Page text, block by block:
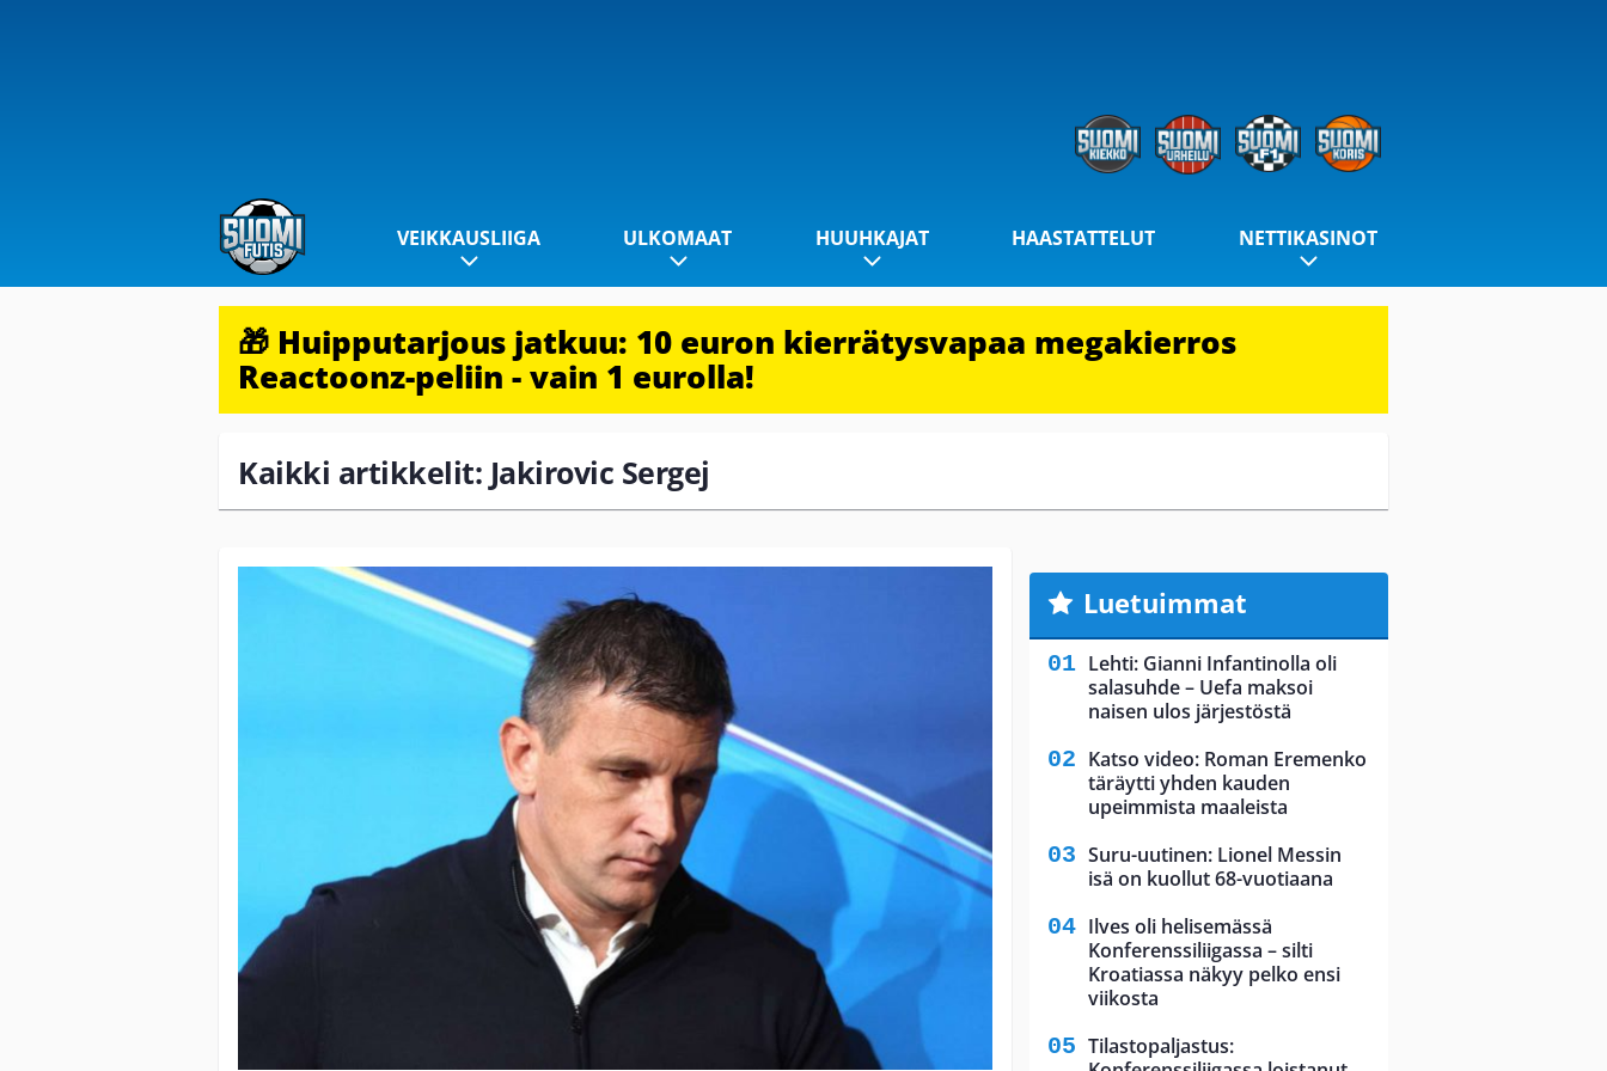
VEIKKAUSLIIGA ULKOMAAT HUUHKAJAT HAASTATTELUT NETTIKASINOT
🎁 Huipputarjous jatkuu: 10 euron kierrätysvapaa megakierros
Reactoonz-peliin - vain 1 eurolla!
Kaikki artikkelit: Jakirovic Sergej
Luetuimmat
Lehti: Gianni Infantinolla oli
salasuhde – Uefa maksoi
naisen ulos järjestöstä
Katso video: Roman Eremenko
täräytti yhden kauden
upeimmista maaleista
Suru-uutinen: Lionel Messin
isä on kuollut 68-vuotiaana
Ilves oli helisemässä
Konferenssiliigassa – silti
Kroatiassa näkyy pelko ensi
viikosta
Tilastopaljastus: